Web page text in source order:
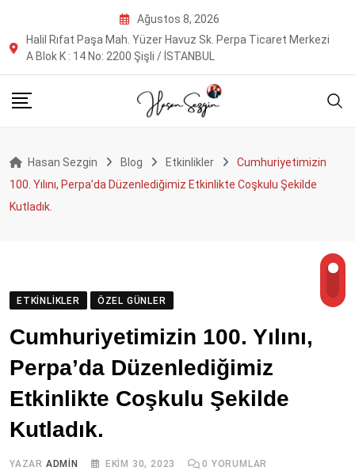
content
Ağustos 8, 2026
Halil Rıfat Paşa Mah. Yüzer Havuz Sk. Perpa Ticaret Merkezi
A Blok K : 14 No: 2200 Şişli / İSTANBUL
Hasan Sezgin Blog Etkinlikler
Cumhuriyetimizin
100. Yılını, Perpa’da Düzenlediğimiz Etkinlikte Coşkulu Şekilde
Kutladık.
ETKINLIKLER ÖZEL GÜNLER
Cumhuriyetimizin 100. Yılını,
Perpa’da Düzenlediğimiz
Etkinlikte Coşkulu Şekilde
Kutladık.
YAZAR ADMIN EKIM 30, 2023 0 YORUMLAR